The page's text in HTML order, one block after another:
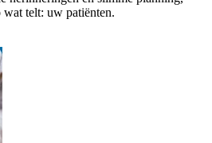
telt: uw patiënten.